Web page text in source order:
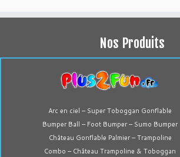
Nos Produits
Arc en ciel – Super Toboggan Gonflable
Bumper Ball – Foot Bumper – Sumo Bumper
Château Gonflable Palmier – Trampoline
Combo – Château Trampoline & Toboggan